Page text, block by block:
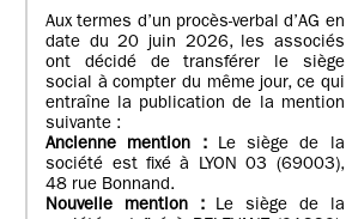
Aux termes d’un procès-verbal d’AG en
date du 20 juin 2026, les associés
ont décidé de transférer le siège
social à compter du même jour, ce qui
entraîne la publication de la mention
suivante :
Ancienne mention : Le siège de la
société est fixé à LYON 03 (69003),
48 rue Bonnand.
Nouvelle mention :
Le siège de la